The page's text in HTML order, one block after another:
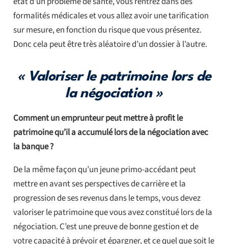
formalités médicales et vous allez avoir une tarification
sur mesure, en fonction du risque que vous présentez.
Donc cela peut être très aléatoire d’un dossier à l’autre.
« Valoriser le patrimoine lors de
la négociation »
Comment un emprunteur peut mettre à profit le
patrimoine qu’il a accumulé lors de la négociation avec
la banque ?
De la même façon qu’un jeune primo-accédant peut
mettre en avant ses perspectives de carrière et la
progression de ses revenus dans le temps, vous devez
valoriser le patrimoine que vous avez constitué lors de la
négociation. C’est une preuve de bonne gestion et de
votre capacité à prévoir et épargner, et ce quel que soit le